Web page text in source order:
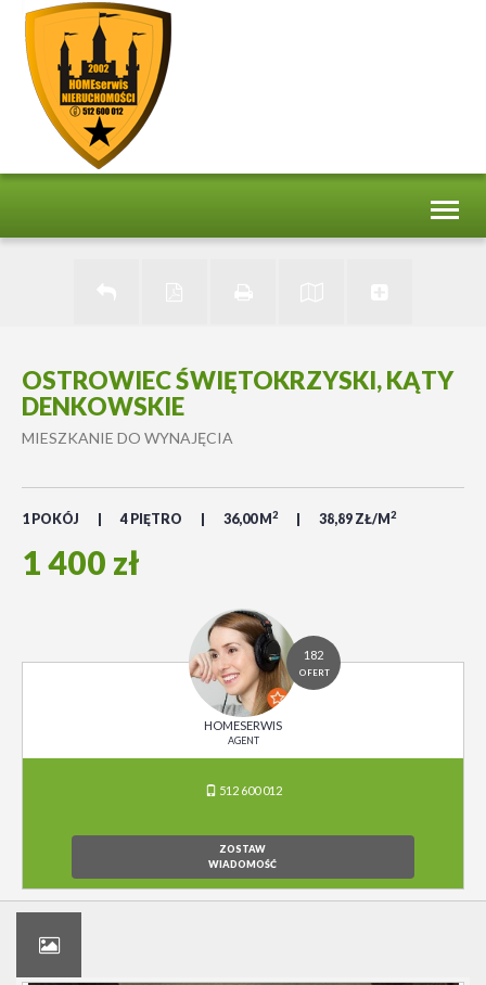
OSTROWIEC ŚWIĘTOKRZYSKI, KĄTY
DENKOWSKIE
MIESZKANIE DO WYNAJĘCIA
1 POKÓJ 4 PIĘTRO 36,00 M 2 38,89 ZŁ/M 2
1 400 zł
182
OFERT
HOMESERWIS
AGENT
512 600 012
ZOSTAW
WIADOMOŚĆ